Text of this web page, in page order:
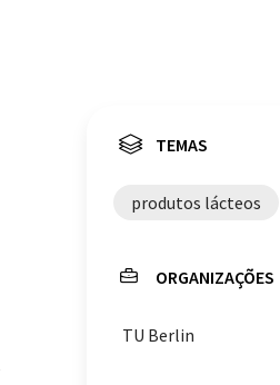
TEMAS
produtos lácteos
ORGANIZAÇÕES
TU Berlin